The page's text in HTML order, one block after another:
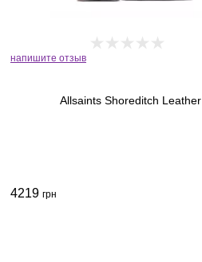
напишите отзыв
Allsaints Shoreditch Leather
4219 грн